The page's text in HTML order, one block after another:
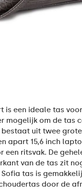
is een ideale tas
mogelijk om de tas
uit twee
apart 15,6 inch
een ritsvak. De
van de tas zit
tas is
door de